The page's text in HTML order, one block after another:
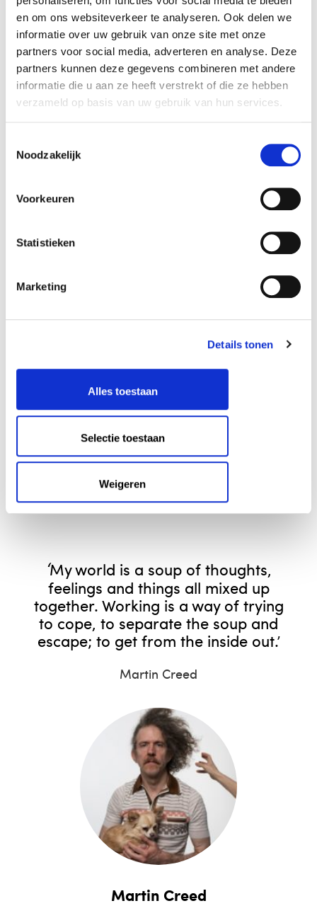
en om ons websiteverkeer te analyseren. Ook delen we
informatie over uw gebruik van onze site met onze
partners voor social media, adverteren en analyse. Deze
partners kunnen deze gegevens combineren met andere
informatie die u aan ze heeft verstrekt of die ze hebben
verzameld op basis van uw gebruik van hun services.
Noodzakelijk
Voorkeuren
Statistieken
Marketing
Details tonen
Alles toestaan
Selectie toestaan
Weigeren
SAY CHEESE!benadrukt Martin Creeds
speelse kijk op de wereld en zijn
voortdurende fascinatie voor het alledaagse.
Geïnspireerd door het dagelijks leven maakt
Martin Creed eenvoudige maar eigenzinnige
ze zijn, waarbij het materiaal voor zich
eigen leven ervaart, is zijn voortdurende
stapelingen van soortgelijke objecten of
Martin Creed
‘My world is a soup of thoughts,
feelings and things all mixed up
together. Working is a way of trying
to cope, to separate the soup and
escape; to get from the inside out.’
Martin Creed